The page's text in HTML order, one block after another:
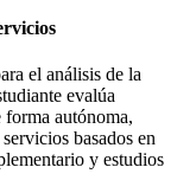
el análisis de la
evalúa
autónoma,
basados en
y estudios